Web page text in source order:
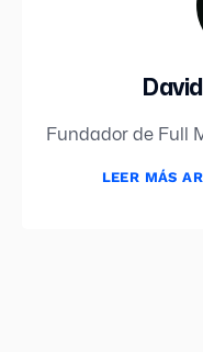
Fundador de Full
LEER MÁS